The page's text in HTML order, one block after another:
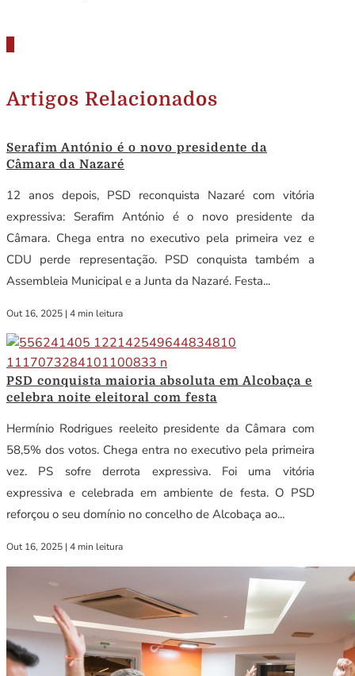
Artigos Relacionados
Serafim António é o novo presidente da
Câmara da Nazaré
12 anos depois, PSD reconquista Nazaré com vitória
expressiva: Serafim António é o novo presidente da
Câmara. Chega entra no executivo pela primeira vez e
CDU perde representação. PSD conquista também a
Assembleia Municipal e a Junta da Nazaré. Festa...
Out 16, 2025 | 4 min leitura
PSD conquista maioria absoluta em Alcobaça e
celebra noite eleitoral com festa
Hermínio Rodrigues reeleito presidente da Câmara com
58,5% dos votos. Chega entra no executivo pela primeira
vez. PS sofre derrota expressiva. Foi uma vitória
expressiva e celebrada em ambiente de festa. O PSD
reforçou o seu domínio no concelho de Alcobaça ao...
Out 16, 2025 | 4 min leitura